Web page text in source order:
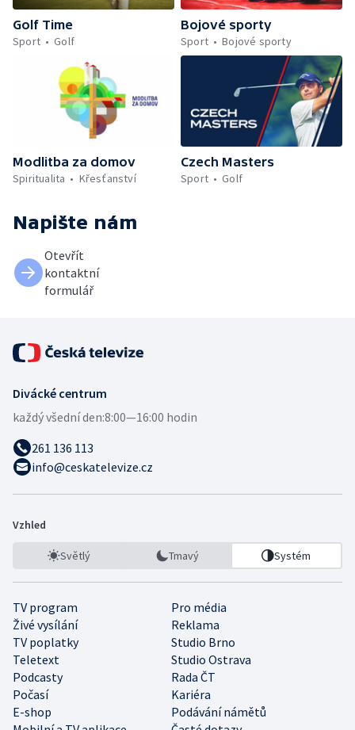
Golf Time
Sport
Golf
Bojové sporty
Sport
Bojové sporty
Modlitba za domov
Spiritualita
Křesťanství
Czech Masters
Sport
Golf
Napište nám
Otevřít
kontaktní
formulář
Divácké centrum
každý všední den:8:00—16:00 hodin
261 136 113
info@ceskatelevize.cz
Vzhled
Světlý Tmavý Systém
TV program
Pro média
Živé vysílání
Reklama
TV poplatky
Studio Brno
Teletext
Studio Ostrava
Podcasty
Rada ČT
Počasí
Kariéra
E-shop
Podávání námětů